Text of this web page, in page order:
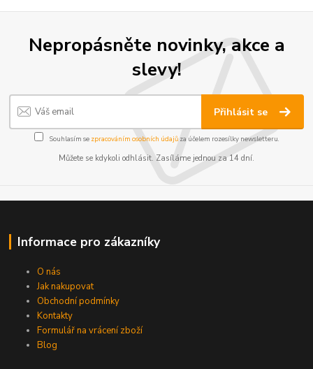
Nepropásněte novinky, akce a
slevy!
Přihlásit se
Souhlasím se zpracováním osobních údajůza účelem rozesílky newsletteru.
Můžete se kdykoli odhlásit. Zasíláme jednou za 14 dní.
Informace pro zákazníky
O nás
Jak nakupovat
Obchodní podmínky
Kontakty
Formulář na vrácení zboží
Blog